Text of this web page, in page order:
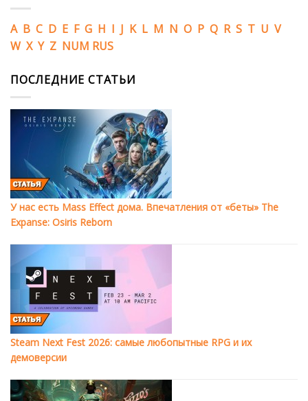
A B C D E F G H I J K L M N O P Q R S T U V
W X Y Z NUM RUS
ПОСЛЕДНИЕ СТАТЬИ
У нас есть Mass Effect дома. Впечатления от «беты» The
Expanse: Osiris Reborn
Steam Next Fest 2026: самые любопытные RPG и их
демоверсии